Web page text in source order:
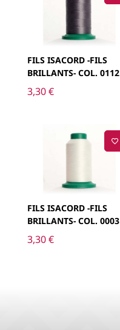
FILS ISACORD -FILS
BRILLANTS- COL. 0112
3,30€
FILS ISACORD -FILS
BRILLANTS- COL. 0003
3,30€